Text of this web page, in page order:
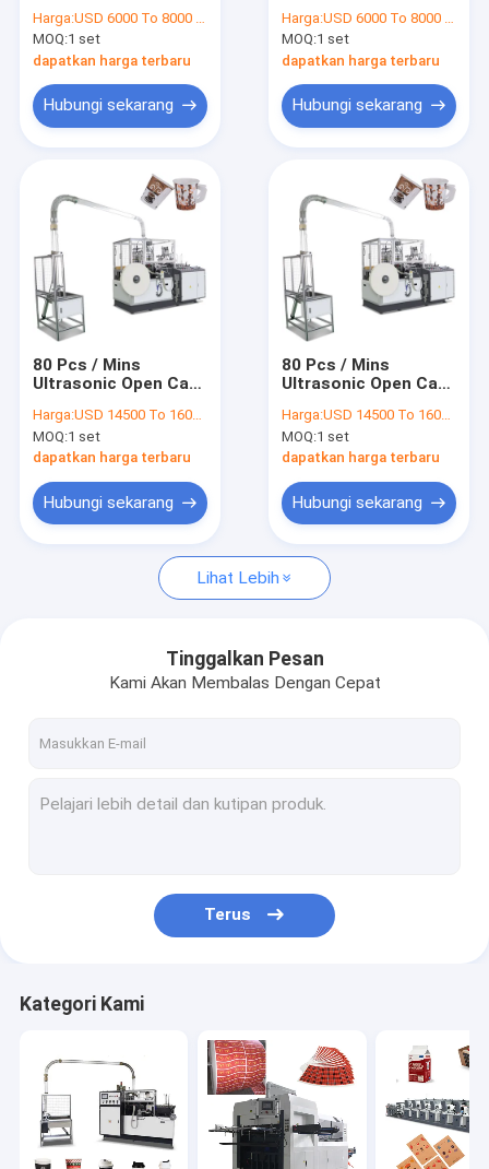
Kontrol kualitas
Hubungi kami
Mesin Pembuat Piala Kertas
Mesin Cetak Piala Kertas
Mesin Kotak Makan Siang Kertas
Mesin Pengemasan Cangkir Kertas
Otomatis
Harga:USD 6000 To 8000 Per Set
MOQ:1 set
dapatkan harga terbaru
Hubungi sekarang
Paper Cup Maker
Harga:USD 6000 To 8000 Per Set
MOQ:1 set
dapatkan harga terbaru
Hubungi sekarang
80 Pcs / Mins
Ultrasonic Open Cam
Mesin Pembuat
Pegangan
Harga:USD 14500 To 16000 Per Set
MOQ:1 set
dapatkan harga terbaru
Hubungi sekarang
80 Pcs / Mins
Ultrasonic Open Cam
Mesin Pembuat
Pegangan
Harga:USD 14500 To 16000 Per Set
MOQ:1 set
dapatkan harga terbaru
Hubungi sekarang
Lihat Lebih
Tinggalkan Pesan
Kami Akan Membalas Dengan Cepat
Terus
Kategori Kami